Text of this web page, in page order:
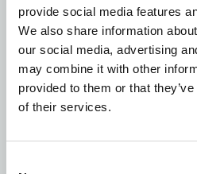
provide social media features
We also share information
our social media, advertising
may combine it with other
provided to them or that
of their services.